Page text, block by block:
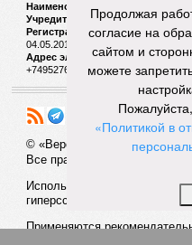
Наименование:
Учредитель:
ООО «Версия»,
Регистрационный номер
04.05.2018 г.
Адрес электронной почты и
+74952760348
© «Версия»
Все права защищены
Использование материалов
гиперссылки запрещено
Применяются
Продолжая
согласие на
сайтом и
можете
«Политикой в